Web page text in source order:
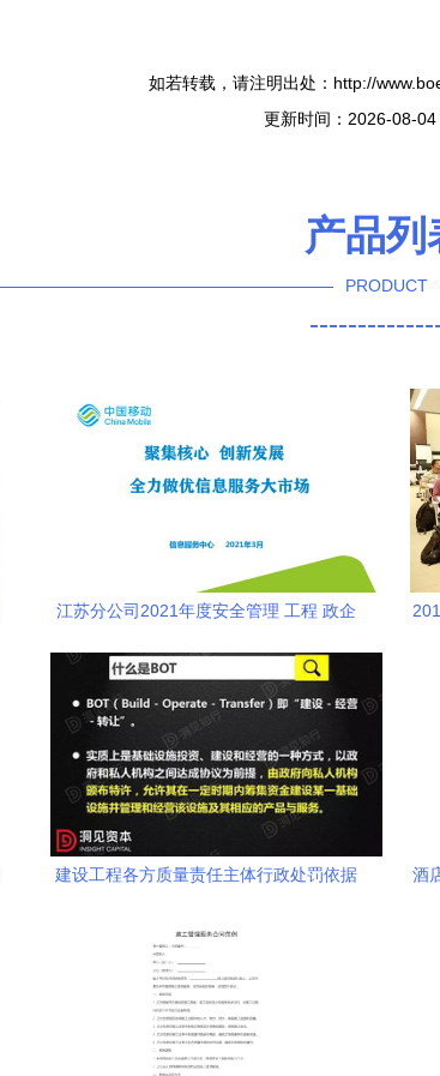
如若转载，请注明出处：http://
更新时间：2026-08-
产品列
PRODUCT
江苏分公司2021年度安全管理 工程 政企
建设工程各方质量责任主体行政处罚依据
酒